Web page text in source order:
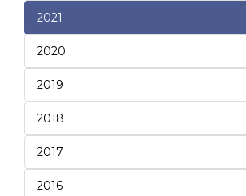
2021
2020
2019
2018
2017
2016